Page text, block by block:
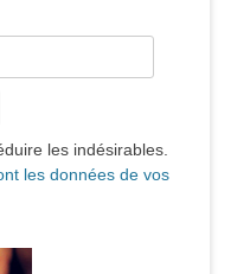
les indésirables.
les données de vos